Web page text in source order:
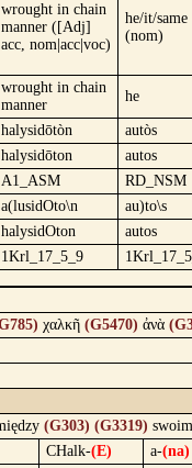
wrought in chain
manner ([Adj]
acc, nom|acc|voc)
he/it/same
(nom)
wrought in chain
manner
he
halysidōtòn autòs
halysidōton autos
A1_ASM RD_NSM
a(lusidOto\n au)to\s
halysidOton autos
1Krl_17_5_9
χαλκῆ (G5470) ἀνὰ
(G303) (G3319)
CHalk-(E) a-(na)